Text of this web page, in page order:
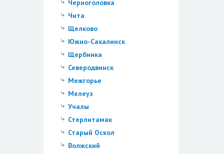
Черноголовка
Чита
Щелково
Южно-Сахалинск
Щербинка
Северодвинск
Межгорье
Мелеуз
Учалы
Стерлитамак
Старый Оскол
Волжский